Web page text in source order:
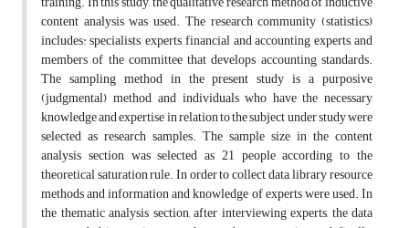
content analysis was used. The research community (statistics)
includes: specialists, experts, financial and accounting experts, and
members of the committee that develops accounting standards.
The sampling method in the present study is a purposive
(judgmental) method, and individuals who have the necessary
knowledge and expertise in relation to the subject under study were
selected as research samples. The sample size in the content
analysis section was selected as 21 people according to the
theoretical saturation rule. In order to collect data, library resource
methods and information and knowledge of experts were used. In
the thematic analysis section, after interviewing experts, the data